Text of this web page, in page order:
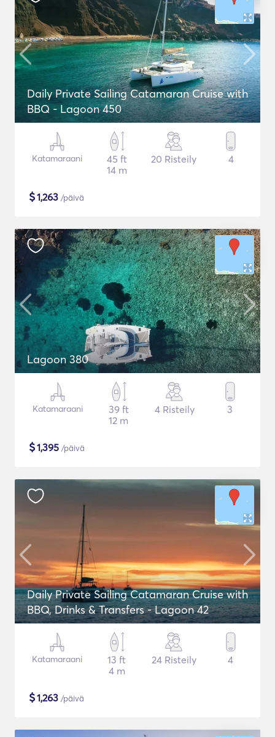
Daily Private Sailing Catamaran Cruise with
BBQ - Lagoon 450
Katamaraani
45 ft
14 m
20 Risteily 4
$1,263 /päivä
Lagoon 380
Katamaraani
39 ft
12 m
4 Risteily 3
$1,395 /päivä
Daily Private Sailing Catamaran Cruise with
BBQ, Drinks & Transfers - Lagoon 42
Katamaraani
13 ft
4 m
24 Risteily 4
$1,263 /päivä